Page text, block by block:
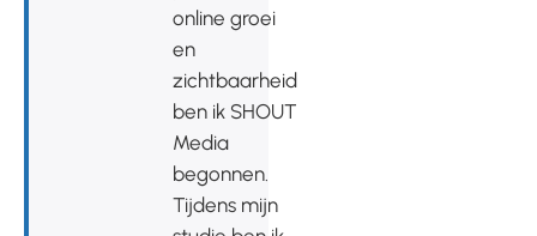
online groei
en
zichtbaarheid
ben ik SHOUT
Media
begonnen.
Tijdens mijn